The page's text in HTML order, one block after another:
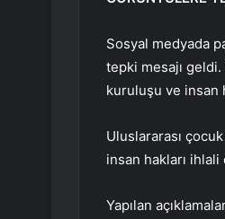
Sosyal medyada
tepki mesajı
kuruluşu ve insan
Uluslararası
insan hakları
Yapılan